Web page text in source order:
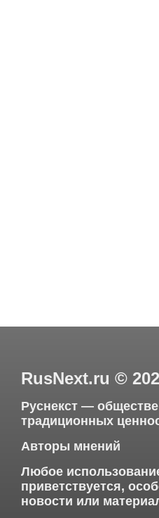
RusNext.ru ©
Руснекст —
традиционных
Авторы мнений
Любое
приветствуется,
новости или